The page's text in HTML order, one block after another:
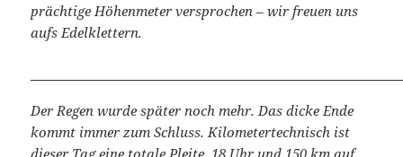
prächtige Höhenmeter versprochen – wir freuen uns
aufs Edelklettern.
Der Regen wurde später noch mehr. Das dicke Ende
kommt immer zum Schluss. Kilometertechnisch ist